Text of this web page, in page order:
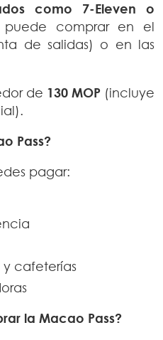
como 7-Eleven o
puede comprar en el
de salidas) o en las
de 130 MOP (incluye
Pass?
pagar:
y cafeterías
la Macao Pass?